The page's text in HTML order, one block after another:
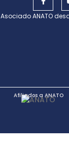
Asociado ANATO
Afiliados a ANATO